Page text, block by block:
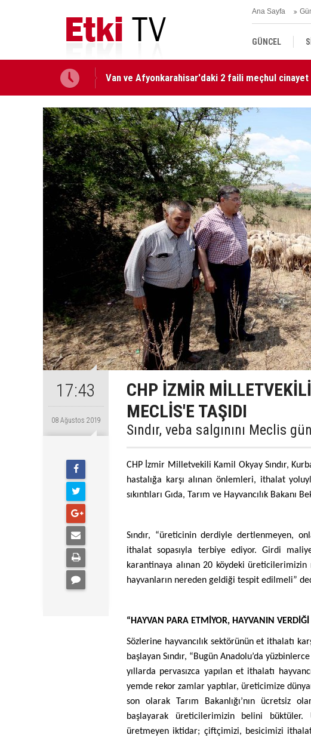
Ana Sayfa
GÜNCEL
KÜLTÜR
Van ve Afyonkarahisar'daki 2 faili meçhul cinayet
Milli Dayanışma ve Toplumsal Bütünlüğün
17:43
08 Ağustos 2019
CHP İZMİR
MECLİS'E TAŞIDI
Sındır, veba salgınını Meclis
CHP İzmir Milletvekili Kamil Okyay Sındır,
hastalığa karşı alınan önlemleri, ithalat
sıkıntıları Gıda, Tarım ve Hayvancılık Bakanı
Sındır, “üreticinin derdiyle dertlenmeyen,
ithalat sopasıyla terbiye ediyor. Girdi
karantinaya alınan 20 köydeki
hayvanların nereden geldiği tespit edilmeli”
“HAYVAN PARA ETMİYOR, HAYVANIN
Sözlerine hayvancılık sektörünün et ithalatı
başlayan Sındır, “Bugün Anadolu’da
yıllarda pervasızca yapılan et ithalatı
yemde rekor zamlar yaptılar, üreticimize
son olarak Tarım Bakanlığı’nın ücretsiz
başlayarak üreticilerimizin belini büktüler.
üretmeyen iktidar; çiftçimizi, besicimizi